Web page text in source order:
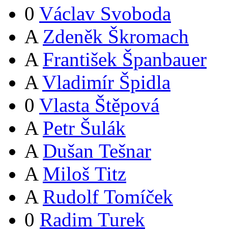
0 Václav Svoboda
A Zdeněk Škromach
A František Španbauer
A Vladimír Špidla
0 Vlasta Štěpová
A Petr Šulák
A Dušan Tešnar
A Miloš Titz
A Rudolf Tomíček
0 Radim Turek